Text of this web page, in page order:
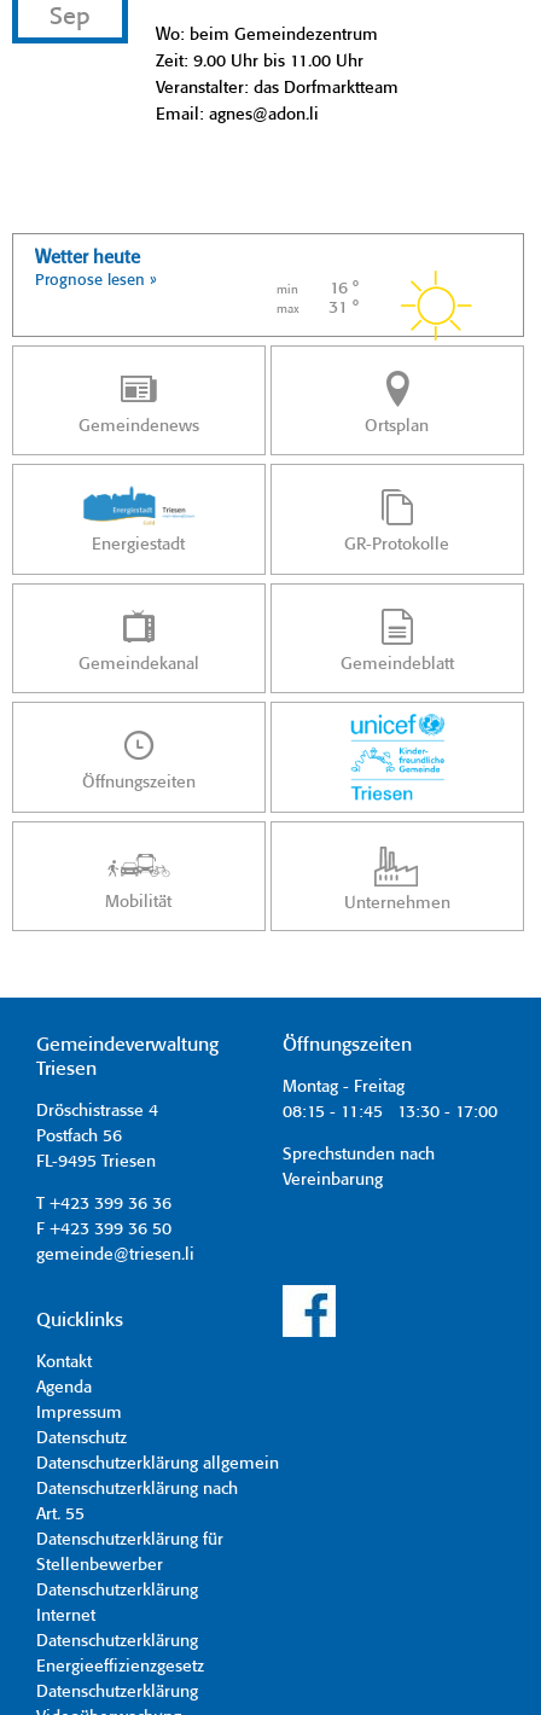
Sep
Wo: beim Gemeindezentrum
Zeit: 9.00 Uhr bis 11.00 Uhr
Veranstalter: das Dorfmarktteam
Email: agnes@adon.li
Wetter heute
Prognose lesen »
min 16 °
max 31 °
Gemeindenews Ortsplan
Energiestadt GR-Protokolle
Gemeindekanal Gemeindeblatt
Öffnungszeiten
Mobilität Unternehmen
Gemeindeverwaltung
Triesen
Dröschistrasse 4
Postfach 56
FL-9495 Triesen
T +423 399 36 36
F +423 399 36 50
gemeinde@triesen.li
Öffnungszeiten
Montag - Freitag
08:15 - 11:45 13:30 - 17:00
Sprechstunden nach
Vereinbarung
Quicklinks
Kontakt
Agenda
Impressum
Datenschutz
Datenschutzerklärung allgemein
Datenschutzerklärung nach
Art. 55
Datenschutzerklärung für
Stellenbewerber
Datenschutzerklärung
Internet
Datenschutzerklärung
Energieeffizienzgesetz
Datenschutzerklärung